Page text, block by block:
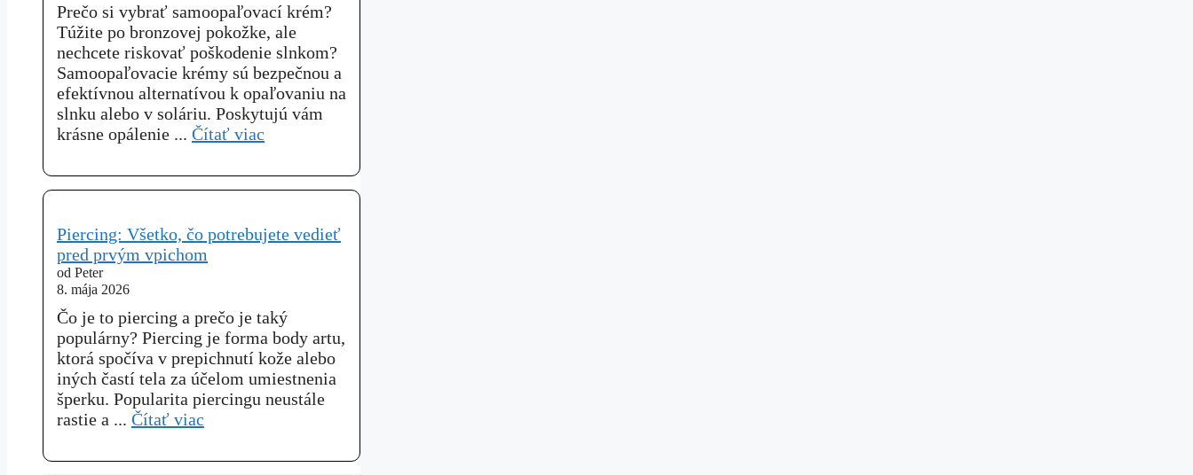
Prečo si vybrať samoopaľovací krém?
Túžite po bronzovej pokožke, ale
nechcete riskovať poškodenie slnkom?
Samoopaľovacie krémy sú bezpečnou a
efektívnou alternatívou k opaľovaniu na
slnku alebo v soláriu. Poskytujú vám
krásne opálenie ... Čítať viac
Piercing: Všetko, čo potrebujete vedieť
pred prvým vpichom
od Peter
8. mája 2026
Čo je to piercing a prečo je taký
populárny? Piercing je forma body artu,
ktorá spočíva v prepichnutí kože alebo
iných častí tela za účelom umiestnenia
šperku. Popularita piercingu neustále
rastie a ... Čítať viac